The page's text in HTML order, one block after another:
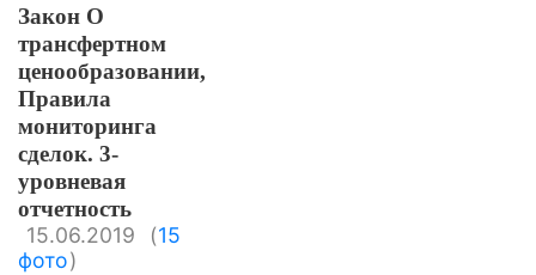
Закон О
трансфертном
ценообразовании,
Правила
мониторинга
сделок. 3-
уровневая
отчетность
15.06.2019
(15
фото)